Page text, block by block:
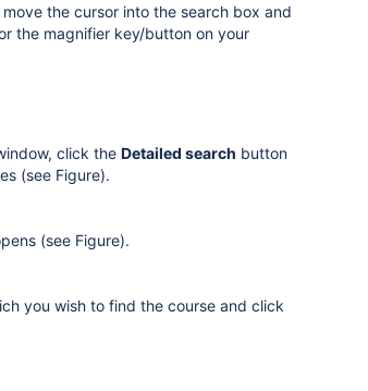
the cursor into the search box and
the magnifier key/button on your
click the Detailed search button
(see Figure).
(see Figure).
you wish to find the course and click